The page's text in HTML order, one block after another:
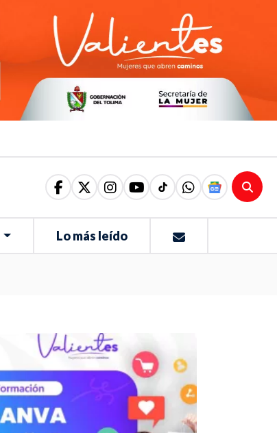
Lo más leído